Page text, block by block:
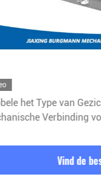
het Type van
Verbinding
Vind de